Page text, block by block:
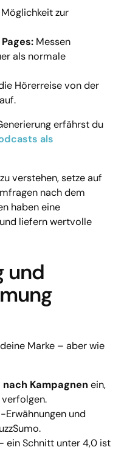
zur
Messen
als normale
Hörerreise von der
erfährst du
als
verstehen, setze auf
nach dem
haben eine
liefern wertvolle
und
Marke – aber wie
Kampagnen ein,
und
ein Schnitt unter 4,0 ist